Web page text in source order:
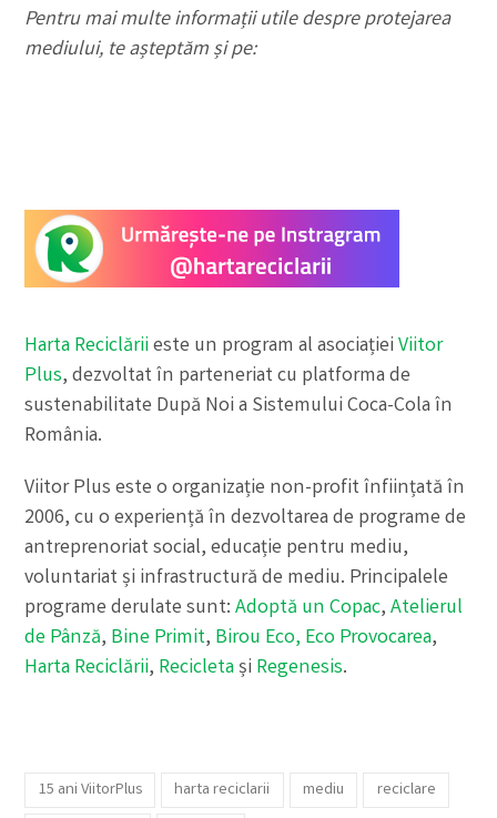
Pentru mai multe informații utile despre protejarea
mediului, te așteptăm și pe:
Harta Reciclăriieste un program al asociațieiViitor
Plus, dezvoltat în parteneriat cu platforma de
sustenabilitate După Noi a Sistemului Coca-Cola în
România.
Viitor Plus este o organizație non-profit înființată în
2006, cu o experiență în dezvoltarea de programe de
antreprenoriat social, educație pentru mediu,
voluntariat și infrastructură de mediu. Principalele
programe derulate sunt:Adoptă un Copac,Atelierul
de Pânză, Bine Primit, Birou Eco, Eco Provocarea,
Harta Reciclării, Recicletași Regenesis.
15 ani ViitorPlus harta reciclarii mediu
reciclare